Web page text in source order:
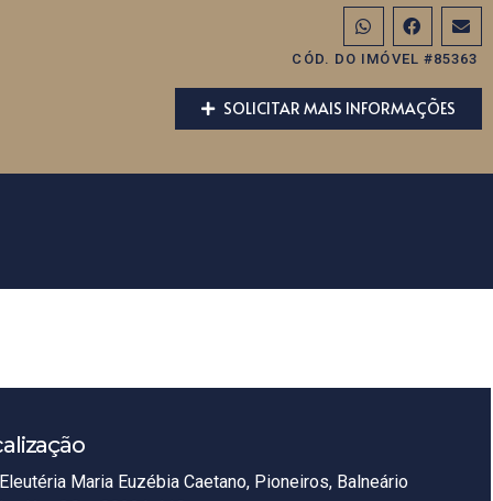
CÓD. DO IMÓVEL #85363
SOLICITAR MAIS INFORMAÇÕES
Maria Euzébia Caetano, Pioneiros, Balneário